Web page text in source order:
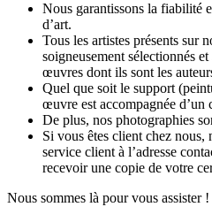
Nous garantissons la fiabilité
d’art.
Tous les artistes présents sur
soigneusement sélectionnés
œuvres dont ils sont les
Quel que soit le support
œuvre est accompagnée d’un
De plus, nos photographies
Si vous êtes client chez nous,
service client à l’adresse
recevoir une copie de votre
Nous sommes là pour vous assister !